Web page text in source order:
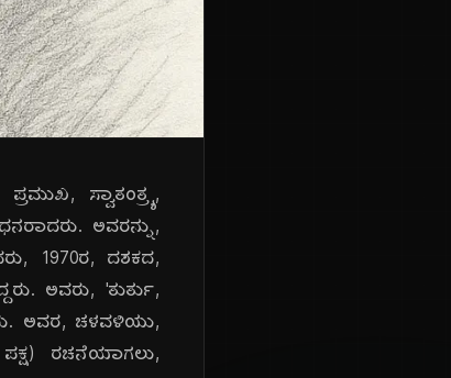
ಸ್ವಾತಂತ್ರ್ಯ,
ಅವರನ್ನು,
1970ರ, ದಶಕದ,
ಅವರು, 'ತುರ್ತು,
ಅವರ, ಚಳವಳಿಯು,
ರಚನೆಯಾಗಲು,